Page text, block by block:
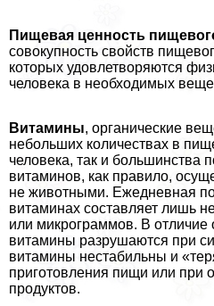
Пищевая ценность
совокупность свойств
которых удовлетворяются
человека в необходимых
Витамины, органические
небольших количествах в
человека, так и большинства
витаминов, как правило,
не животными. Ежедневная
витаминах составляет лишь
или микрограммов. В отличие
витамины разрушаются при
витамины нестабильны и
приготовления пищи или при
продуктов.